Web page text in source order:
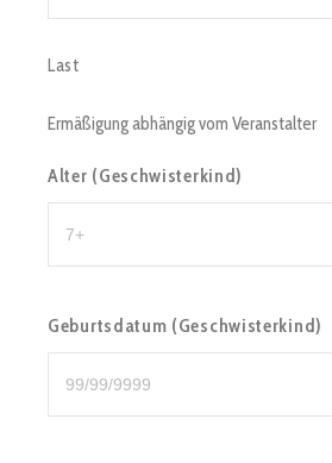
Last
Ermäßigung abhängig vom Veranstalter
Alter (Geschwisterkind)
Geburtsdatum (Geschwisterkind)